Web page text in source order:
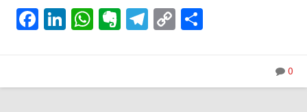
Facebook
LinkedIn
WhatsApp
Evernote
Telegram
Copy
0